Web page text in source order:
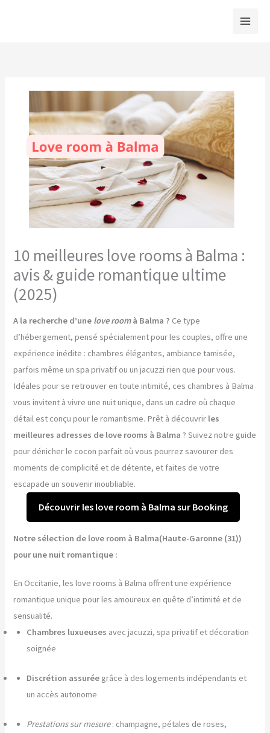
10 meilleures love rooms à Balma :
avis & guide romantique ultime
(2025)
A la recherche d’une love roomà Balma ? Ce type
d’hébergement, pensé spécialement pour les couples, offre une
expérience inédite : chambres élégantes, ambiance tamisée,
parfois même un spa privatif ou un jacuzzi rien que pour vous.
Idéales pour se retrouver en toute intimité, ces chambres à Balma
vous invitent à vivre une nuit unique, dans un cadre où chaque
détail est conçu pour le romantisme. Prêt à découvrir les
meilleures adresses de love rooms à Balma ? Suivez notre guide
pour dénicher le cocon parfait où vous pourrez savourer des
moments de complicité et de détente, et faites de votre
escapade un souvenir inoubliable.
Découvrir les love room à Balma sur Booking
Notre sélection de love room à Balma(Haute-Garonne (31))
pour une nuit romantique :
En Occitanie, les love rooms à Balma offrent une expérience
romantique unique pour les amoureux en quête d’intimité et de
sensualité.
Chambres luxueuses avec jacuzzi, spa privatif et décoration
soignée
Discrétion assurée grâce à des logements indépendants et
un accès autonome
Prestations sur mesure: champagne, pétales de roses,